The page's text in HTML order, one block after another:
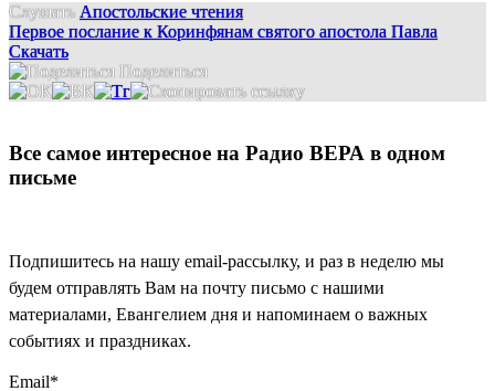
Слушать Апостольские чтения
Первое послание к Коринфянам святого апостола Павла
Скачать
Поделиться
Все самое интересное на Радио ВЕРА в одном
письме
Подпишитесь на нашу email-рассылку, и раз в неделю мы
будем отправлять Вам на почту письмо с нашими
материалами, Евангелием дня и напоминаем о важных
событиях и праздниках.
Email*